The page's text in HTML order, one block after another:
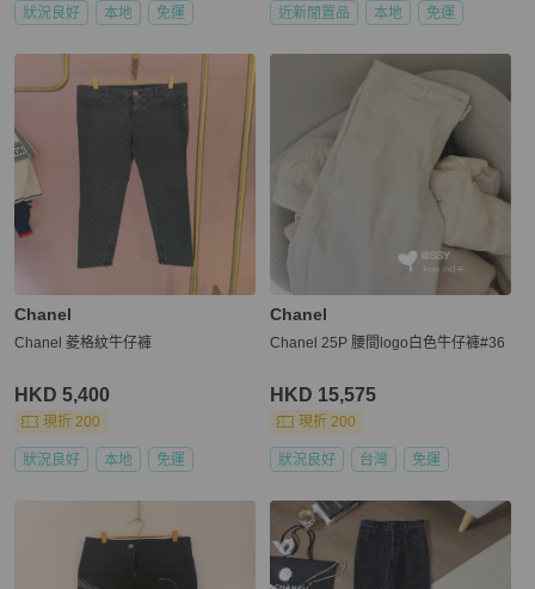
狀況良好 本地 免運 近新閒置品 本地 免運
Chanel
Chanel 菱格紋牛仔褲
HKD 5,400
現折 200
狀況良好 本地 免運
Chanel
Chanel 25P 腰間logo白色牛仔褲#36
HKD 15,575
現折 200
狀況良好 台灣 免運